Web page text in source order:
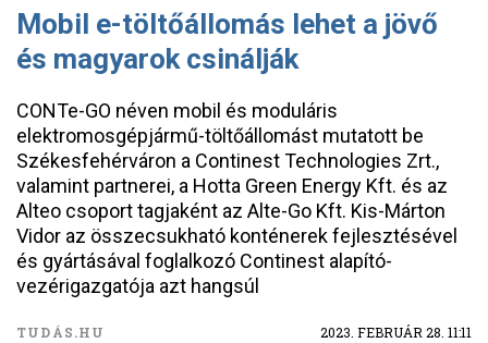
Mobil e-töltőállomás lehet a jövő
és magyarok csinálják
CONTe-GO néven mobil és moduláris
elektromosgépjármű-töltőállomást mutatott be
Székesfehérváron a Continest Technologies Zrt.,
valamint partnerei, a Hotta Green Energy Kft. és az
Alteo csoport tagjaként az Alte-Go Kft. Kis-Márton
Vidor az összecsukható konténerek fejlesztésével
és gyártásával foglalkozó Continest alapító-
vezérigazgatója azt hangsúl
TUDÁS.HU 2023. FEBRUÁR 28. 11:11